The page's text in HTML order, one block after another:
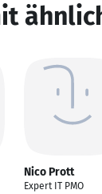
Nico Prott
Expert IT PMO